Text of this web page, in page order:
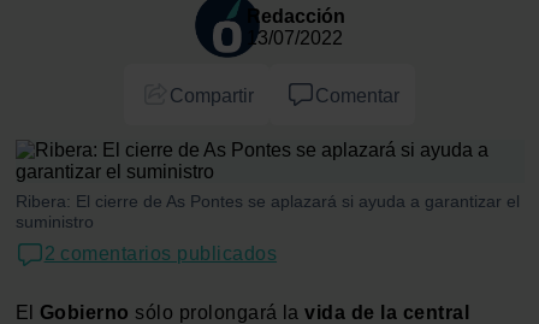
Redacción
13/07/2022
Compartir Comentar
Ribera: El cierre de As Pontes se aplazará si ayuda a garantizar el
suministro
2 comentarios publicados
El Gobierno sólo prolongará lavida de la central